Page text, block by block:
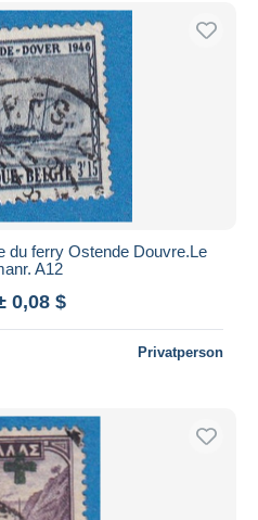
du ferry Ostende Douvre.Le
A12
0,08 $
Privatperson